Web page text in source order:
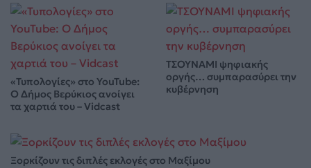
«Τυπολογίες» στο YouTube:
Ο Δήμος Βερύκιος ανοίγει
τα χαρτιά του – Vidcast
ΤΣΟΥΝΑΜΙ ψηφιακής
οργής… συμπαρασύρει την
κυβέρνηση
Ξορκίζουν τις διπλές εκλογές στο Μαξίμου